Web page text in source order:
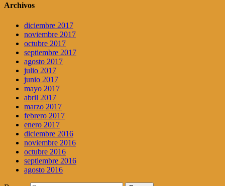
Archivos
diciembre 2017
noviembre 2017
octubre 2017
septiembre 2017
agosto 2017
julio 2017
junio 2017
mayo 2017
abril 2017
marzo 2017
febrero 2017
enero 2017
diciembre 2016
noviembre 2016
octubre 2016
septiembre 2016
agosto 2016